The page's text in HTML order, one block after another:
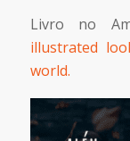
Livro no
illustrated
world.